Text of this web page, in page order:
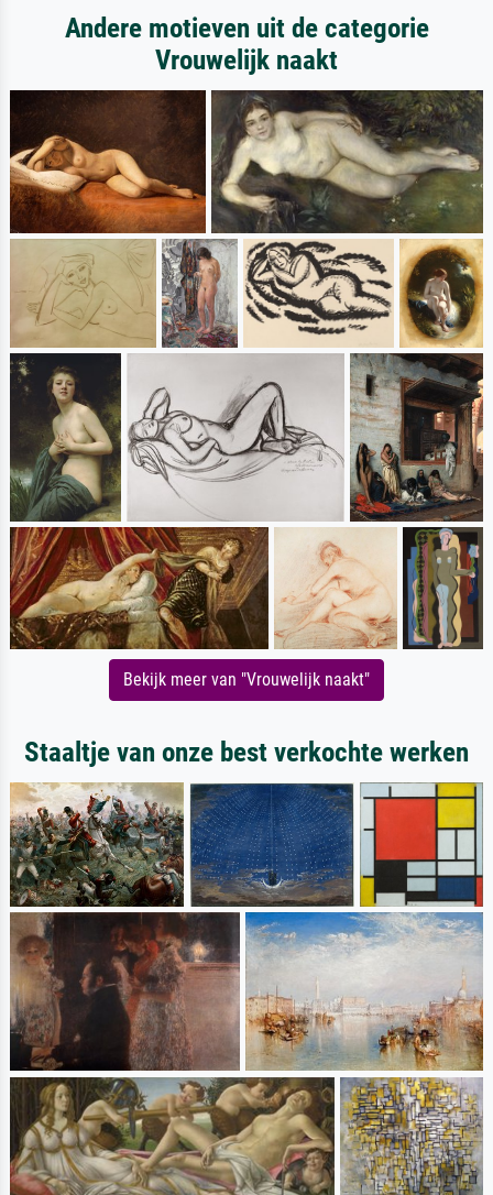
Andere motieven uit de categorie
Vrouwelijk naakt
Bekijk meer van "Vrouwelijk naakt"
Staaltje van onze best verkochte werken